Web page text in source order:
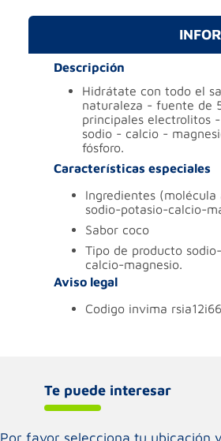
Descripción
hidrátate con todo el sabor de la
naturaleza - fuente de
principales electrolitos
sodio - calcio -
fósforo.
Características especiales
ingredientes (molécula
sodio-potasio-calcio-
sabor coco
tipo de producto
calcio-magnesio.
Aviso legal
codigo invima
Te puede interesar
Por favor selecciona tu ubicación